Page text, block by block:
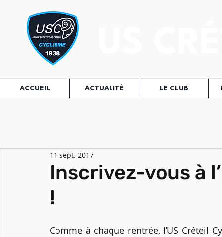
ACCUEIL ACTUALITÉ LE CLUB
Inscrivez-vous à
!
11 sept. 2017
Comme à chaque rentrée, l’US Créteil